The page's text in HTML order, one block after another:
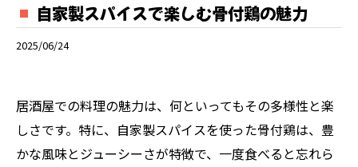
自家製スパイスで楽しむ骨付鶏の魅力
2025/06/24
居酒屋での料理の魅力は、何といってもその多様性と楽
しさです。特に、自家製スパイスを使った骨付鶏は、豊
かな風味とジューシーさが特徴で、一度食べると忘れら